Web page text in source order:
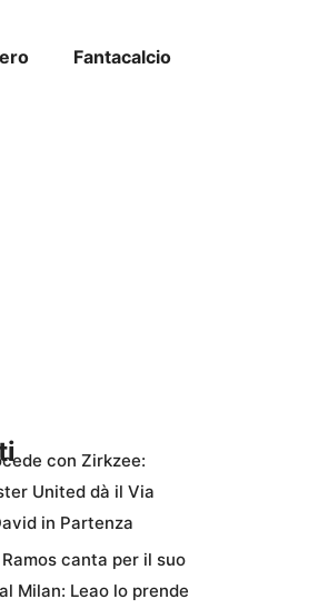
Fantacalcio
con Zirkzee:
United dà il Via
in Partenza
canta per il suo
Milan: Leao lo prende